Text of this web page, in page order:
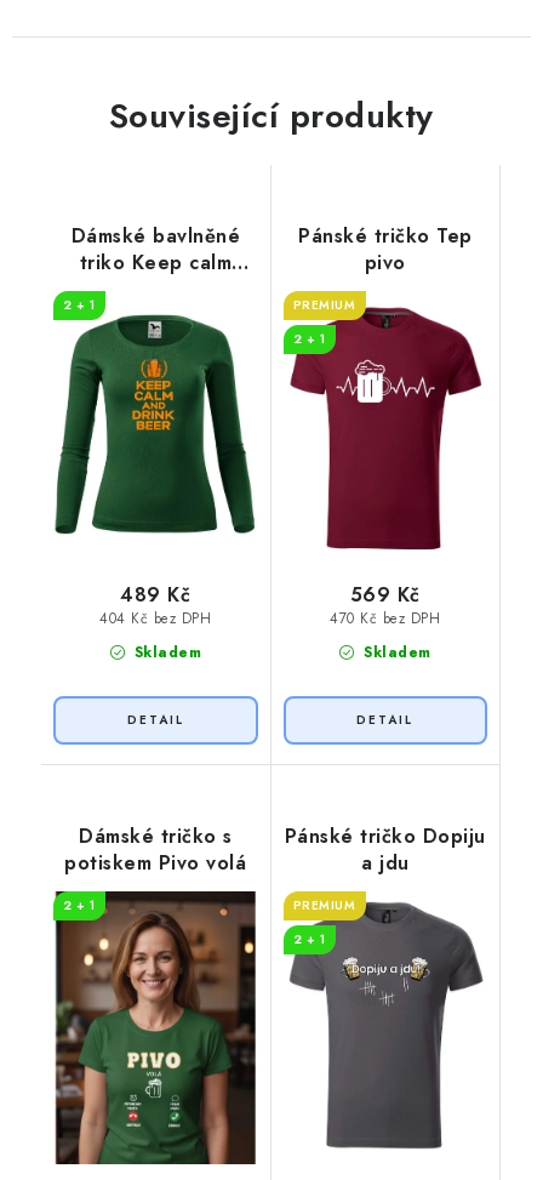
Související produkty
Dámské bavlněné
triko Keep calm
2 + 1
Skladem
404 Kč bez DPH
489 Kč
Pánské tričko Tep
pivo
PREMIUM
2 + 1
Skladem
470 Kč bez DPH
569 Kč
Dámské tričko s
potiskem Pivo volá
2 + 1
Pánské tričko Dopiju
a jdu
PREMIUM
2 + 1